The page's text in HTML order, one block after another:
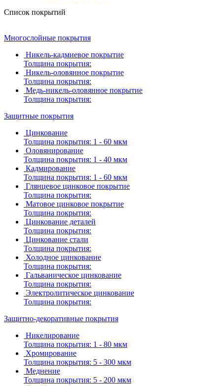
Список покрытий
Многослойные покрытия
Никель-кадмиевое покрытие
Толщина покрытия:
Никель-оловянное покрытие
Толщина покрытия:
Медь-никель-оловянное покрытие
Толщина покрытия:
Защитные покрытия
Цинкование
Толщина покрытия: 1 - 60 мкм
Оловянирование
Толщина покрытия: 1 - 40 мкм
Кадмирование
Толщина покрытия: 1 - 60 мкм
Глянцевое цинковое покрытие
Толщина покрытия:
Матовое цинковое покрытие
Толщина покрытия:
Цинкование деталей
Толщина покрытия:
Цинкование стали
Толщина покрытия:
Холодное цинкование
Толщина покрытия:
Гальваническое цинкование
Толщина покрытия:
Электролитическое цинкование
Толщина покрытия:
Защитно-декоративные покрытия
Никелирование
Толщина покрытия: 1 - 80 мкм
Хромирование
Толщина покрытия: 5 - 300 мкм
Меднение
Толщина покрытия: 5 - 200 мкм